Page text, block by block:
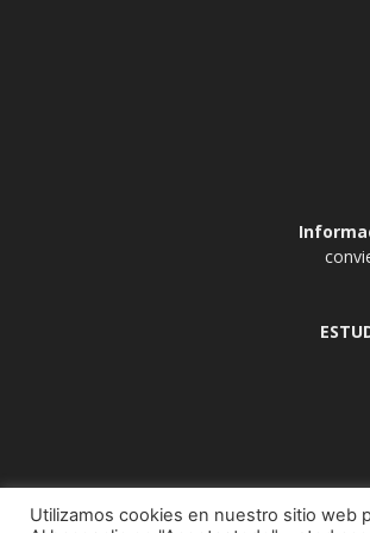
Utilizamos cookies en nuestro sitio web